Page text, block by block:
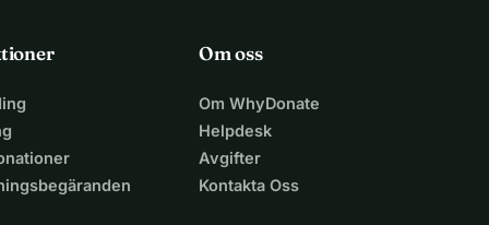
Om oss
Om WhyDonate
Helpdesk
Avgifter
Kontakta Oss